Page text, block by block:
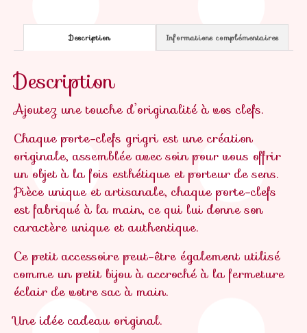
Description Informations complémentaires
Description
Ajoutez une touche d’originalité à vos clefs.
Chaque porte-clefs grigri est une création
originale, assemblée avec soin pour vous offrir
un objet à la fois esthétique et porteur de sens.
Pièce unique et artisanale, chaque porte-clefs
est fabriqué à la main, ce qui lui donne son
caractère unique et authentique.
Ce petit accessoire peut-être également utilisé
comme un petit bijou à accroché à la fermeture
éclair de votre sac à main.
Une idée cadeau original.